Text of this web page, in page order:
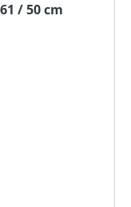
/ 50 cm